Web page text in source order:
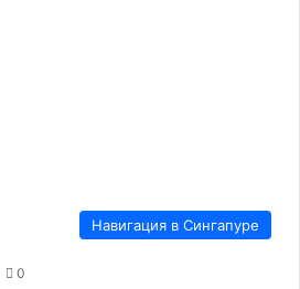
Навигация в Сингапуре
0